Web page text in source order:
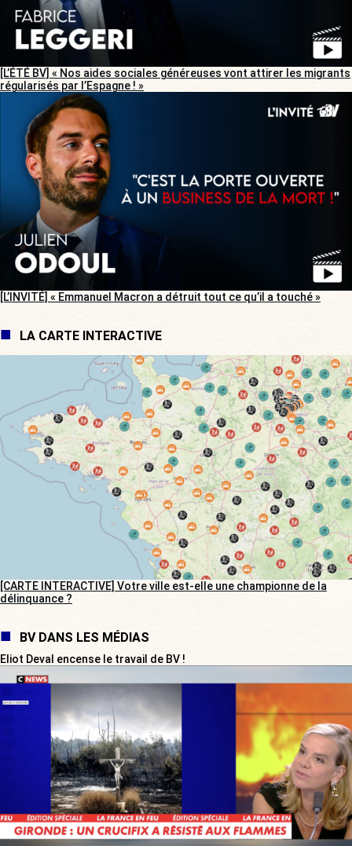
[L’ÉTÉ BV] « Nos aides sociales généreuses vont attirer les migrants
régularisés par l’Espagne ! »
[L’INVITÉ] « Emmanuel Macron a détruit tout ce qu’il a touché »
LA CARTE INTERACTIVE
[CARTE INTERACTIVE] Votre ville est-elle une championne de la
délinquance ?
BV DANS LES MÉDIAS
Eliot Deval encense le travail de BV !